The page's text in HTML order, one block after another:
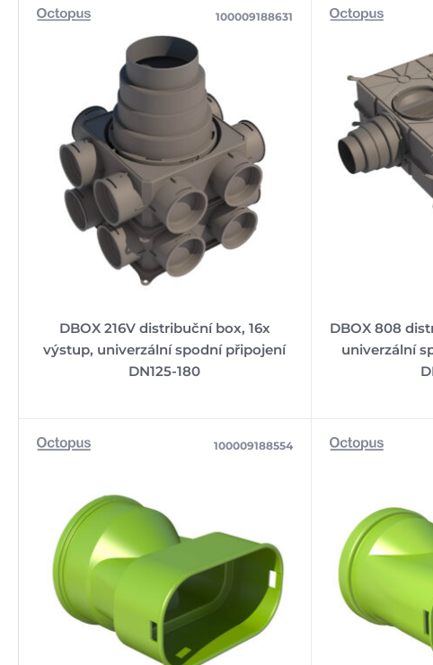
DBOX 216V distribuční box, 16x
výstup, univerzální spodní připojení
DN125-180
100009188631
DBOX 808
univerzální
100009188554